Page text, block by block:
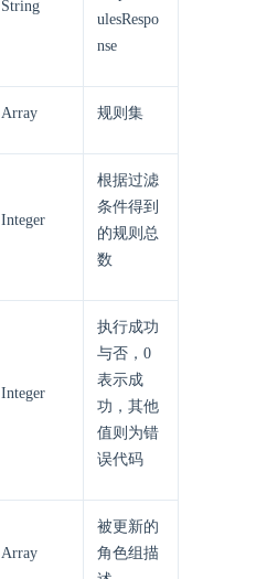
String
ulesRespo
nse
Array 规则集
Integer
根据过滤
条件得到
的规则总
数
Integer
执行成功
与否，0
表示成
功，其他
值则为错
误代码
Array
被更新的
角色组描